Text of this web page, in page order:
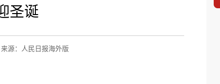
圣诞
来源：人民日报海外版